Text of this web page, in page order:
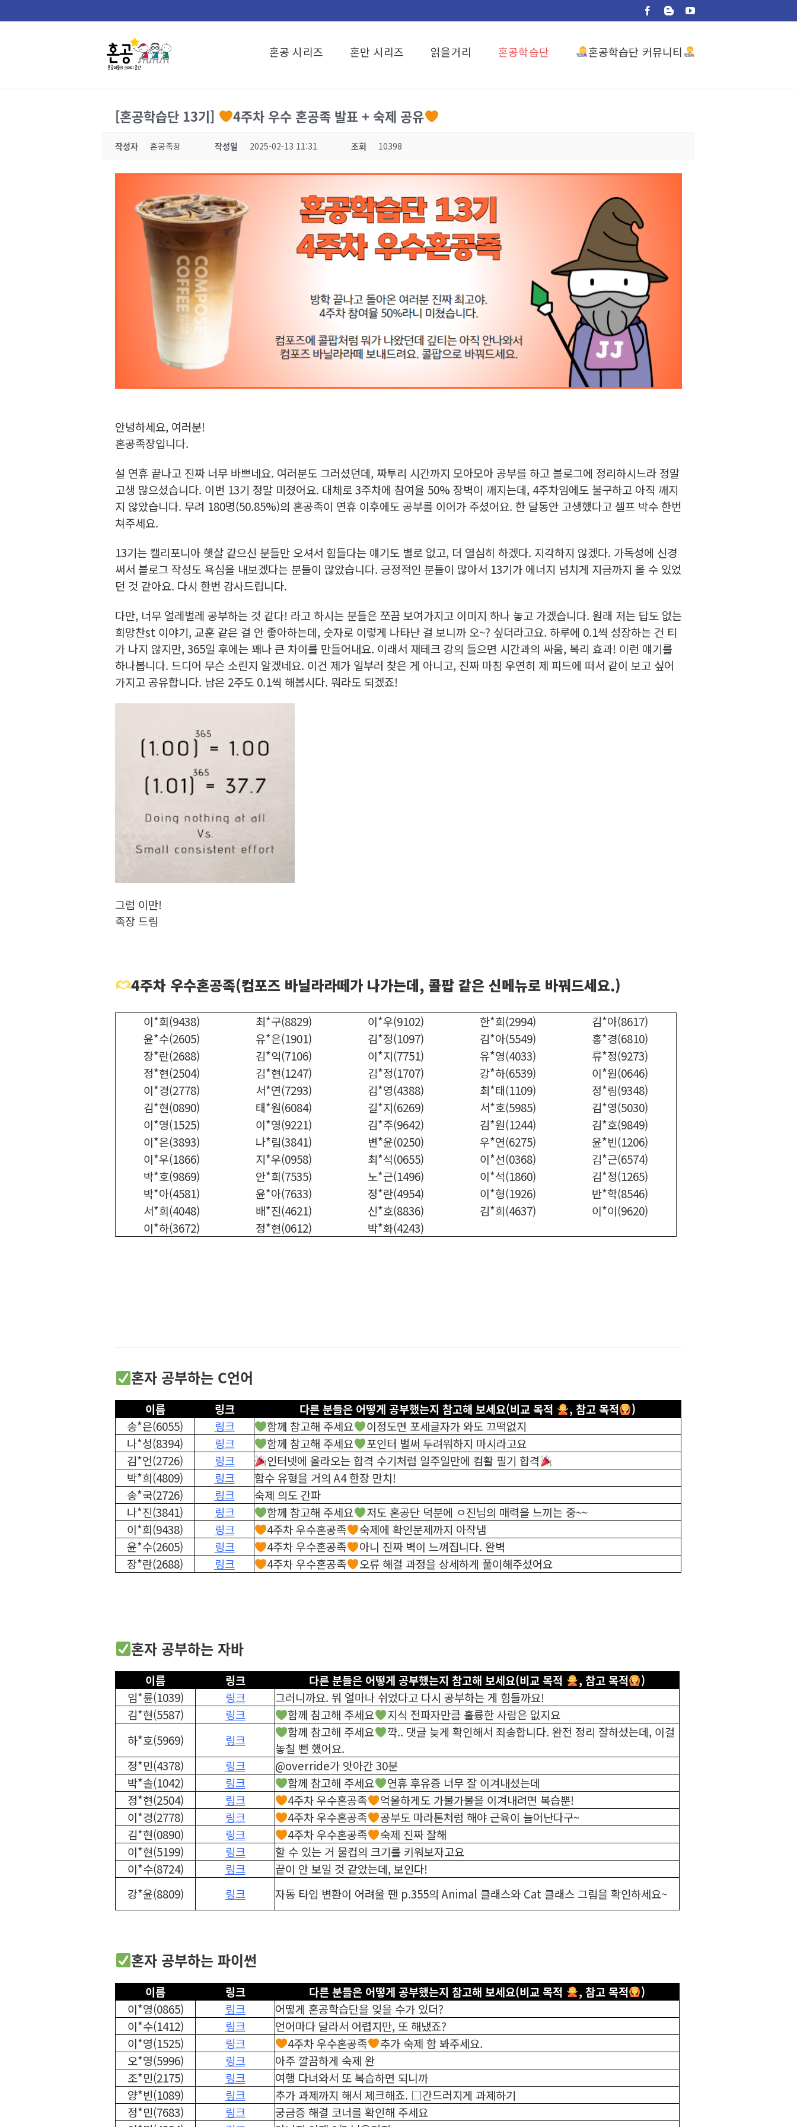
to
Facebook
BloggerYouTube
혼공 시리즈 혼만 시리즈 읽을거리 혼공학습단 혼공학습단 커뮤니티
[혼공학습단 13기] 4주차 우수 혼공족 발표 + 숙제 공유
작성자 혼공족장 작성일 2025-02-13 11:31 조회 10398
안녕하세요, 여러분!
혼공족장입니다.
설 연휴 끝나고 진짜 너무 바쁘네요. 여러분도 그러셨던데, 짜투리 시간까지 모아모아 공부를 하고 블로그에 정리하시느라 정말
고생 많으셨습니다. 이번 13기 정말 미쳤어요. 대체로 3주차에 참여율 50% 장벽이 깨지는데, 4주차임에도 불구하고 아직 깨지
지 않았습니다. 무려 180명(50.85%)의 혼공족이 연휴 이후에도 공부를 이어가 주셨어요. 한 달동안 고생했다고 셀프 박수 한번
쳐주세요.
13기는 캘리포니아 햇살 같으신 분들만 오셔서 힘들다는 얘기도 별로 없고, 더 열심히 하겠다. 지각하지 않겠다. 가독성에 신경
써서 블로그 작성도 욕심을 내보겠다는 분들이 많았습니다. 긍정적인 분들이 많아서 13기가 에너지 넘치게 지금까지 올 수 있었
던 것 같아요. 다시 한번 감사드립니다.
다만, 너무 얼레벌레 공부하는 것 같다! 라고 하시는 분들은 쪼끔 보여가지고 이미지 하나 놓고 가겠습니다. 원래 저는 답도 없는
희망찬st 이야기, 교훈 같은 걸 안 좋아하는데, 숫자로 이렇게 나타난 걸 보니까 오~? 싶더라고요. 하루에 0.1씩 성장하는 건 티
가 나지 않지만, 365일 후에는 꽤나 큰 차이를 만들어내요. 이래서 재테크 강의 들으면 시간과의 싸움, 복리 효과! 이런 얘기를
하나봅니다. 드디어 무슨 소린지 알겠네요. 이건 제가 일부러 찾은 게 아니고, 진짜 마침 우연히 제 피드에 떠서 같이 보고 싶어
가지고 공유합니다. 남은 2주도 0.1씩 해봅시다. 뭐라도 되겠죠!
그럼 이만!
족장 드림
4주차 우수혼공족(컴포즈 바닐라라떼가 나가는데, 콜팝 같은 신메뉴로 바꿔드세요.)
이*희(9438) 최*구(8829) 이*우(9102) 한*희(2994)
김*아(8617)
윤*수(2605)
유*은(1901) 김*정(1097) 김*아(5549)
홍*경(6810)
장*란(2688)
김*익(7106) 이*지(7751) 유*영(4033)
류*정(9273)
정*현(2504)
김*현(1247) 김*정(1707) 강*하(6539)
이*원(0646)
이*경(2778)
서*연(7293) 김*영(4388) 최*태(1109)
정*림(9348)
김*현(0890)
태*원(6084) 길*지(6269) 서*호(5985)
김*영(5030)
이*영(1525)
이*영(9221) 김*주(9642) 김*원(1244)
김*호(9849)
이*은(3893)
나*림(3841) 변*윤(0250) 우*연(6275)
윤*빈(1206)
이*우(1866)
지*우(0958) 최*석(0655) 이*선(0368)
김*근(6574)
박*호(9869)
안*희(7535) 노*근(1496) 이*석(1860)
김*정(1265)
박*아(4581)
윤*아(7633) 정*란(4954) 이*형(1926)
반*학(8546)
서*희(4048)
배*진(4621) 신*호(8836) 김*희(4637)
이*이(9620)
이*하(3672)
정*현(0612) 박*화(4243)
혼자 공부하는 C언어
이름 링크 다른 분들은 어떻게 공부했는지 참고해 보세요(비교 목적 , 참고 목적 )
송*은(6055) 링크 함께 참고해 주세요
이정도면 포세글자가 와도 끄떡없지
나*성(8394)
링크 함께 참고해 주세요
포인터 벌써 두려워하지 마시라고요
김*언(2726)
링크
인터넷에 올라오는 합격 수기처럼 일주일만에 컴활 필기 합격
박*희(4809)
링크
함수 유형을 거의 A4 한장 만치!
송*국(2726)
링크
숙제 의도 간파
나*진(3841)
링크 함께 참고해 주세요
저도 혼공단 덕분에 ㅇ진님의 매력을 느끼는 중~~
이*희(9438)
링크 4주차 우수혼공족
숙제에 확인문제까지 아작냄
윤*수(2605)
링크 4주차 우수혼공족
아니 진짜 벽이 느껴집니다. 완벽
장*란(2688)
링크 4주차 우수혼공족 오류 해결 과정을 상세하게 풀이해주셨어요
혼자 공부하는 자바
이름 링크 다른 분들은 어떻게 공부했는지 참고해 보세요(비교 목적 , 참고 목적 )
임*륜(1039) 링크
그러니까요. 뭐 얼마나 쉬었다고 다시 공부하는 게 힘들까요!
김*현(5587)
링크 함께 참고해 주세요
지식 전파자만큼 훌륭한 사람은 없지요
하*호(5969)
링크
함께 참고해 주세요
꺅.. 댓글 늦게 확인해서 죄송합니다. 완전 정리 잘하셨는데, 이걸
놓칠 뻔 했어요.
정*민(4378)
링크
@override가 앗아간 30분
박*솔(1042)
링크 함께 참고해 주세요
연휴 후유증 너무 잘 이겨내셨는데
정*현(2504)
링크 4주차 우수혼공족
억울하게도 가물가물을 이겨내려면 복습뿐!
이*경(2778)
링크 4주차 우수혼공족
공부도 마라톤처럼 해야 근육이 늘어난다구~
김*현(0890)
링크 4주차 우수혼공족
숙제 진짜 잘해
이*현(5199)
링크
할 수 있는 거 물컵의 크기를 키워보자고요
이*수(8724)
링크
끝이 안 보일 것 같았는데, 보인다!
강*윤(8809)
링크 자동 타입 변환이 어려울 땐 p.355의 Animal 클래스와 Cat 클래스 그림을 확인하세요~
혼자 공부하는 파이썬
이름 링크 다른 분들은 어떻게 공부했는지 참고해 보세요(비교 목적 , 참고 목적 )
이*영(0865) 링크
어떻게 혼공학습단을 잊을 수가 있더?
이*수(1412)
링크
언어마다 달라서 어렵지만, 또 해냈죠?
이*영(1525)
링크 4주차 우수혼공족
추가 숙제 함 봐주세요.
오*영(5996)
링크
아주 깔끔하게 숙제 완
조*민(2175)
링크
여행 다녀와서 또 복습하면 되니까
양*빈(1089)
링크
추가 과제까지 해서 체크해죠. □간드러지게 과제하기
정*민(7683)
링크
궁금증 해결 코너를 확인해 주세요